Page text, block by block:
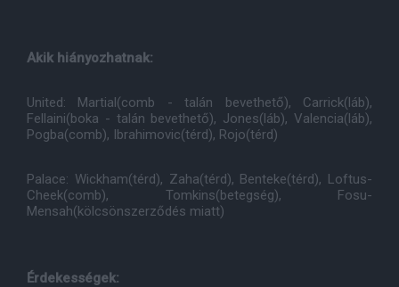
Akik hiányozhatnak:
United: Martial(comb - talán bevethető), Carrick(láb),
Fellaini(boka - talán bevethető), Jones(láb), Valencia(láb),
Pogba(comb), Ibrahimovic(térd), Rojo(térd)
Palace: Wickham(térd), Zaha(térd), Benteke(térd), Loftus-
Cheek(comb), Tomkins(betegség), Fosu-
Mensah(kölcsönszerződés miatt)
Érdekességek: